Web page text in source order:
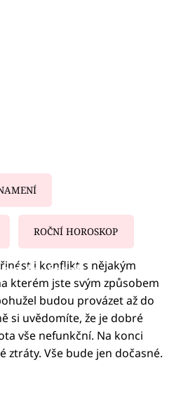
ROČNÍ HOROSKOP
to fetch
i konflikt s nějakým
kterém jste svým způsobem
budou provázet až do
si uvědomíte, že je dobré
vše nefunkční. Na konci
ztráty. Vše bude jen dočasné.